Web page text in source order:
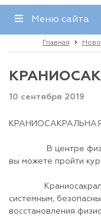
Меню сайта
Главная
10 сентября 2019
В центре
вы можете пройти
системным,
восстановления